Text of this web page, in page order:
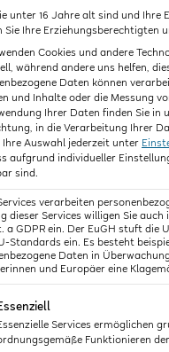
unter 16 Jahre alt sind und Ihre
Sie Ihre Erziehungsberechtigten
Cookies und andere
während andere uns helfen,
Daten können
und Inhalte oder die Messung
Ihrer Daten finden Sie in
in die Verarbeitung Ihrer
Ihre Auswahl jederzeit unter
aufgrund individueller
sind.
verarbeiten
dieser Services willigen Sie
a GDPR ein. Der EuGH stuft
Standards ein. Es besteht
Daten in
und Europäer eine
eine Liste der
Services ermöglichen
Funktionieren